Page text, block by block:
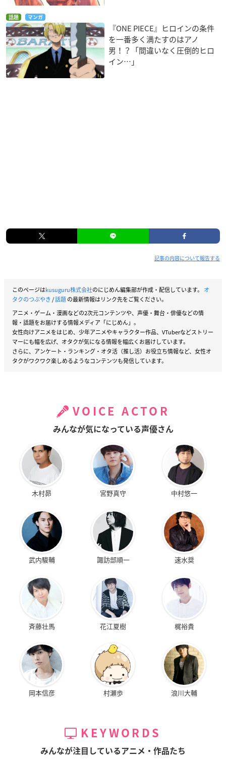
話題 マンガ
『ONE PIECE』ヒロインの条件
を一番多く満たすのはアノ
男！？「間違いなく圧倒的ヒロ
イン…」
記事の内容について報告する
このページはkusuguru株式会社のにじめん編集部が作成・配信しています。 オ
タクのつぶやき/話題の最新情報はリンク先をご覧ください。
アニメ・ゲーム・漫画などの2次元コンテンツや、声優・舞台・俳優などの情
報・話題をお届けする情報メディア「にじめん」。
女性向けアニメをはじめ、少年アニメやキャラクター作品、VTuberなどストリー
マーにも幅を広げ、オタクが気になる情報を幅広くお届けしています。
さらに、アンケート・ランキング・オタ活（推し活）お役立ち情報など、女性オ
タクがワクワク楽しめるようなコンテンツも発信しています。
VOICE ACTOR
みんなが気になっている声優さん
木村昴 宮野真守 中村悠一
武内駿輔 諏訪部順一 速水奨
斉藤壮馬 花江夏樹 梶裕貴
岡本信彦 村瀬歩 浪川大輔
KEYWORDS
みんなが注目しているアニメ・作品たち